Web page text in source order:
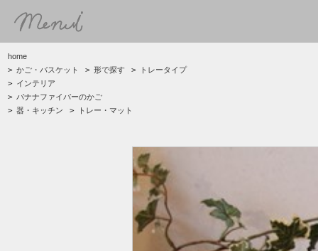
home
> かご・バスケット > 形で探す > トレータイプ
> インテリア
> バナナファイバーのかご
> 器・キッチン > トレー・マット